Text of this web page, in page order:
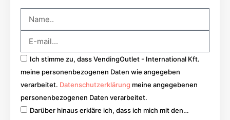
Ich stimme zu, dass VendingOutlet - International Kft.
meine personenbezogenen Daten wie angegeben
verarbeitet. Datenschutzerklärung meine angegebenen
personenbezogenen Daten verarbeitet.
Darüber hinaus erkläre ich, dass ich mich mit den…